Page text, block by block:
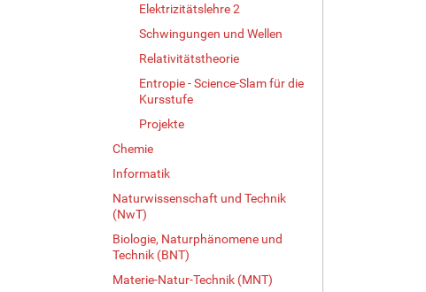
Elektrizitätslehre 2
Schwingungen und Wellen
Relativitätstheorie
Entropie - Science-Slam für die
Kursstufe
Projekte
Chemie
Informatik
Naturwissenschaft und Technik
(NwT)
Biologie, Naturphänomene und
Technik (BNT)
Materie-Natur-Technik (MNT)